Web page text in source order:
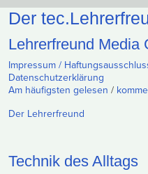
Der
Lehrerfreund Media
Impressum /
Datenschutzerklärung
Am häufigsten gelesen /
Der Lehrerfreund
Technik des Alltags